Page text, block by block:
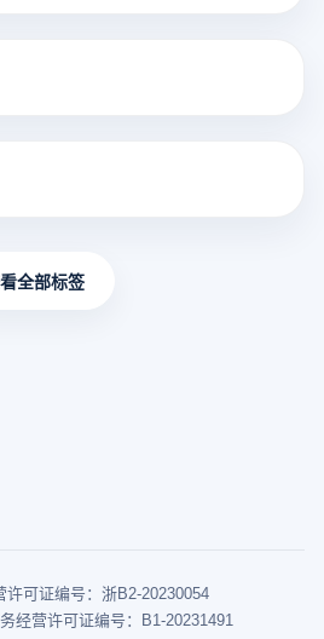
全部标签
可证编号：浙B2-20230054
经营许可证编号：B1-20231491